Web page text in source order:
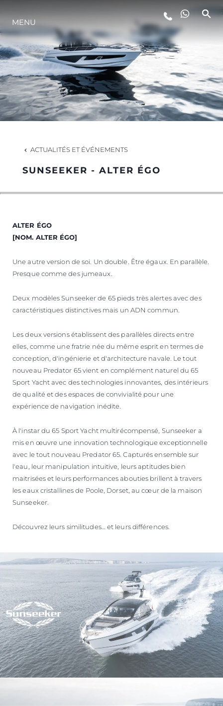
STYLE DE VIE
L'INNOVATION
LA SOCIÉTÉ
NOTRE HÉRITAGE
MENU
ACTUALITÉS ET ÉVÉNEMENTS
SUNSEEKER - ALTER ÉGO
ALTER ÉGO
[NOM. ALTER ÉGO]
Une autre version de soi. Un double. Être égaux. En parallèle.
Presque comme des jumeaux.
Deux modèles Sunseeker de 65 pieds très alertes avec des
caractéristiques distinctives mais un ADN commun.
Les deux versions établissent des parallèles directs entre
elles, comme une fratrie née du même esprit en termes de
conception, d'ingénierie et d'architecture navale. Le tout
nouveau Predator 65 vient en complément naturel du 65
Sport Yacht avec des technologies innovantes, des intérieurs
de qualité et des espaces de convivialité pour une
expérience de navigation inédite.
À l'instar du 65 Sport Yacht multirécompensé, Sunseeker a
mis en œuvre une innovation technologique exceptionnelle
avec le tout nouveau Predator 65. Capturés ensemble sur
l'eau, leur manipulation intuitive, leurs aptitudes bien
maitrisées et leurs performances abouties brillent à travers
les eaux cristallines de Poole, Dorset, au cœur de la maison
Sunseeker.
Découvrez leurs similitudes… et leurs différences.